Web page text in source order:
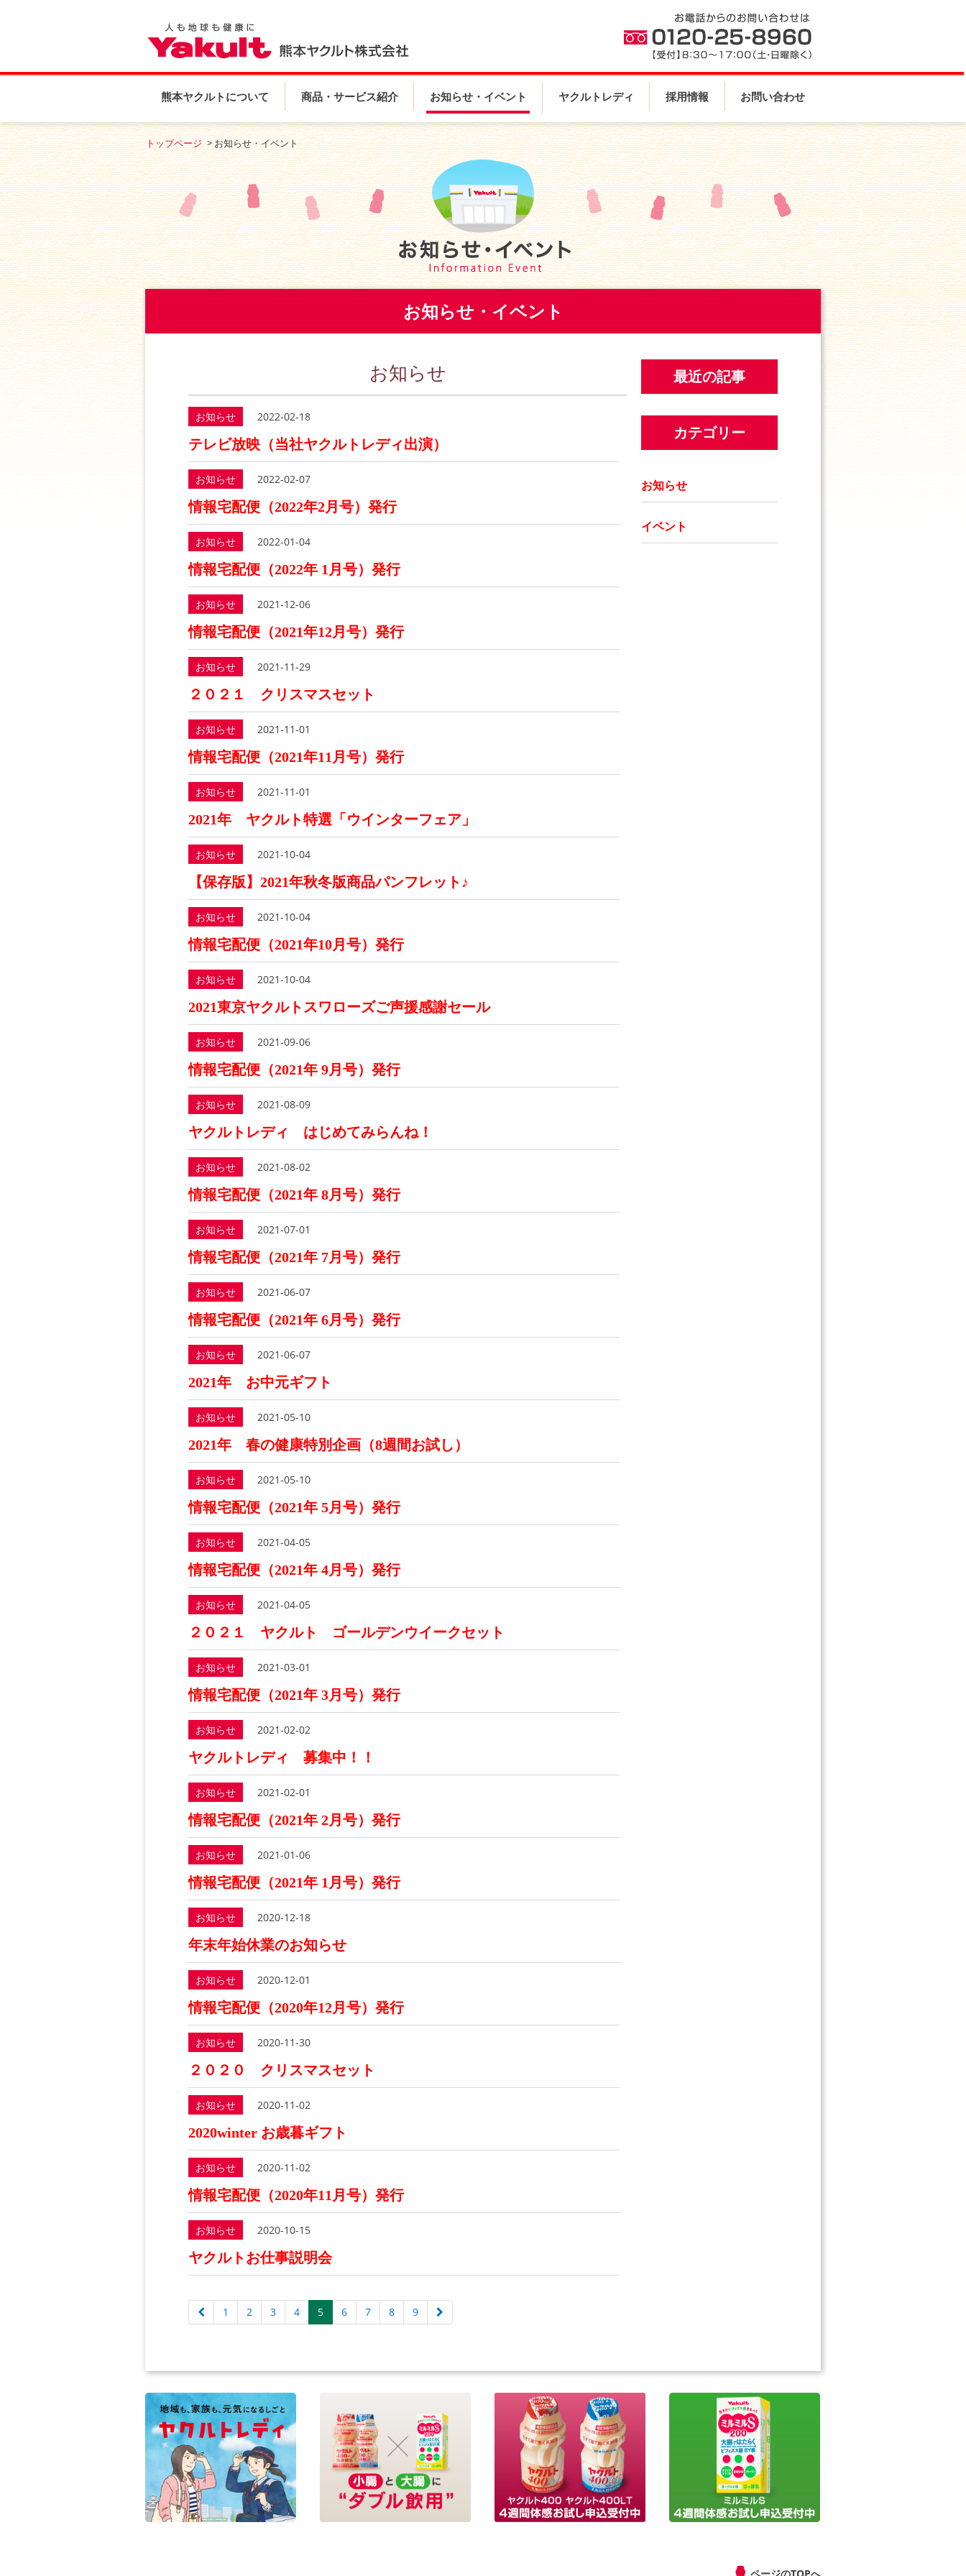
熊本ヤクルトについて 商品・サービス紹介 お知らせ・イベント ヤクルトレディ 採用情報 お問い合わせ
トップページ お知らせ・イベント
お知らせ・イベント
お知らせ
お知らせ 2022-02-18
テレビ放映（当社ヤクルトレディ出演）
お知らせ 2022-02-07
情報宅配便（2022年2月号）発行
お知らせ 2022-01-04
情報宅配便（2022年 1月号）発行
お知らせ 2021-12-06
情報宅配便（2021年12月号）発行
お知らせ 2021-11-29
２０２１ クリスマスセット
お知らせ 2021-11-01
情報宅配便（2021年11月号）発行
お知らせ 2021-11-01
2021年 ヤクルト特選「ウインターフェア」
お知らせ 2021-10-04
【保存版】2021年秋冬版商品パンフレット♪
お知らせ 2021-10-04
情報宅配便（2021年10月号）発行
お知らせ 2021-10-04
2021東京ヤクルトスワローズご声援感謝セール
お知らせ 2021-09-06
情報宅配便（2021年 9月号）発行
お知らせ 2021-08-09
ヤクルトレディ はじめてみらんね！
お知らせ 2021-08-02
情報宅配便（2021年 8月号）発行
お知らせ 2021-07-01
情報宅配便（2021年 7月号）発行
お知らせ 2021-06-07
情報宅配便（2021年 6月号）発行
お知らせ 2021-06-07
2021年 お中元ギフト
お知らせ 2021-05-10
2021年 春の健康特別企画（8週間お試し）
お知らせ 2021-05-10
情報宅配便（2021年 5月号）発行
お知らせ 2021-04-05
情報宅配便（2021年 4月号）発行
お知らせ 2021-04-05
２０２１ ヤクルト ゴールデンウイークセット
お知らせ 2021-03-01
情報宅配便（2021年 3月号）発行
お知らせ 2021-02-02
ヤクルトレディ 募集中！！
お知らせ 2021-02-01
情報宅配便（2021年 2月号）発行
お知らせ 2021-01-06
情報宅配便（2021年 1月号）発行
お知らせ 2020-12-18
年末年始休業のお知らせ
お知らせ 2020-12-01
情報宅配便（2020年12月号）発行
お知らせ 2020-11-30
２０２０ クリスマスセット
お知らせ 2020-11-02
2020winter お歳暮ギフト
お知らせ 2020-11-02
情報宅配便（2020年11月号）発行
お知らせ 2020-10-15
ヤクルトお仕事説明会
1 2 3 4 5 6 7 8 9
最近の記事
カテゴリー
お知らせ
イベント